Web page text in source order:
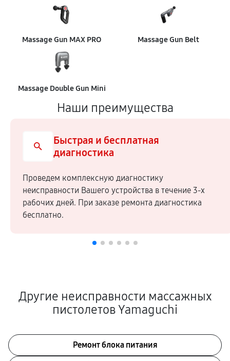
Massage Gun MAX PRO Massage Gun Belt
Massage Double Gun Mini
Наши преимущества
Быстрая и бесплатная
диагностика
Проведем комплексную диагностику
неисправности Вашего устройства в течение 3-х
рабочих дней. При заказе ремонта диагностика
бесплатно.
Другие неисправности массажных
пистолетов Yamaguchi
Ремонт блока питания